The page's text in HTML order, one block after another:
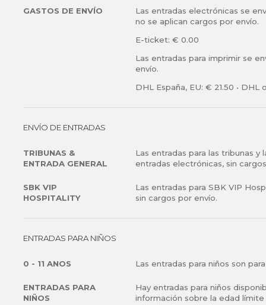
GASTOS DE ENVÍO
Las entradas electrónicas se
no se aplican cargos por envío.
E-ticket: € 0.00
Las entradas para imprimir se
envío.
DHL España, EU: € 21.50 •
ENVÍO DE ENTRADAS
TRIBUNAS &
ENTRADA GENERAL
Las entradas para las tribunas
entradas electrónicas, sin
SBK VIP
HOSPITALITY
Las entradas para SBK VIP
sin cargos por envío.
ENTRADAS PARA NIÑOS
0 - 11 ANOS Las entradas para niños son
ENTRADAS PARA
NIÑOS
Hay entradas para niños
información sobre la edad